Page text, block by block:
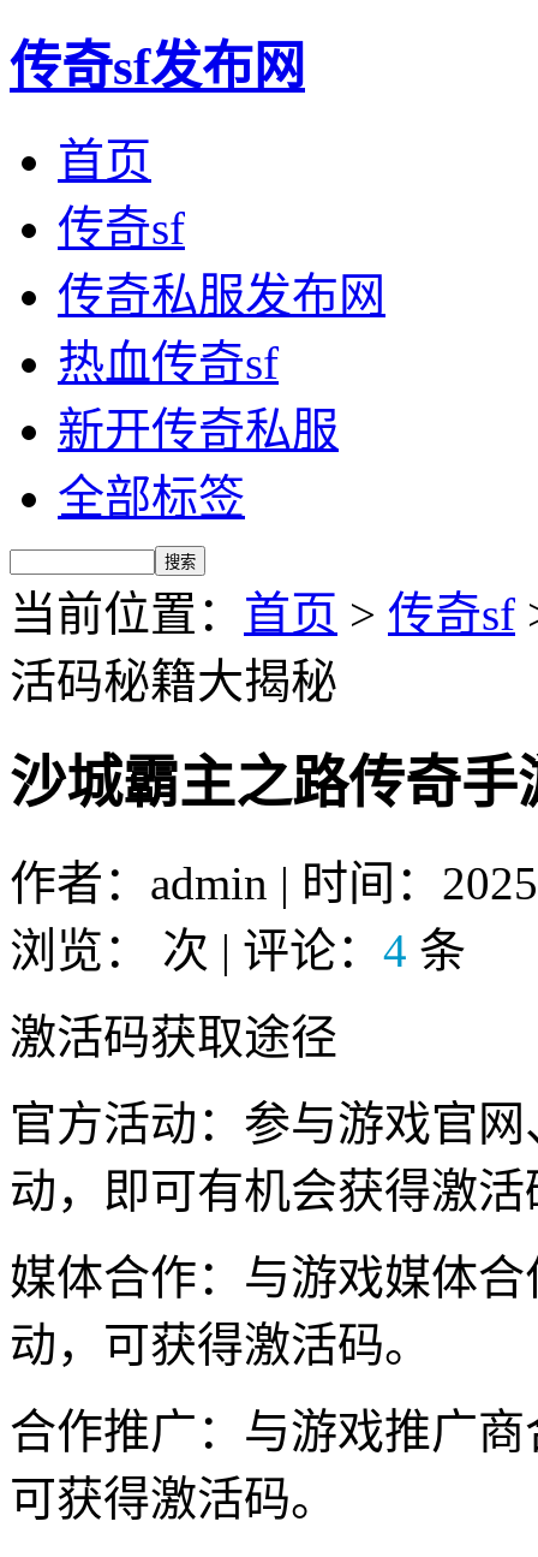
传奇sf发布网
首页
传奇sf
传奇私服发布网
热血传奇sf
新开传奇私服
全部标签
当前位置： 首页 > 传奇sf
活码秘籍大揭秘
沙城霸主之路传奇
作者：admin | 时间：
浏览：
次 | 评论： 4 条
激活码获取途径
官方活动：参与游戏官
动，即可有机会获得激活
媒体合作：与游戏媒体
动，可获得激活码。
合作推广：与游戏推广
可获得激活码。